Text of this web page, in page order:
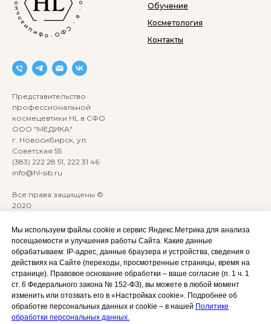
Мы используем файлы cookie и сервис Яндекс.Метрика для анализа
посещаемости и улучшения работы Сайта. Какие данные
обрабатываем: IP‑адрес, данные браузера и устройства, сведения о
действиях на Сайте (переходы, просмотренные страницы, время на
странице). Правовое основание обработки – ваше согласие (п. 1 ч. 1
ст. 6 Федерального закона № 152‑ФЗ), вы можете в любой момент
изменить или отозвать его в «Настройках cookie». Подробнее об
обработке персональных данных и cookie – в нашей Политике
обработки персональных данных.
Представительство
профессиональной
космецевтики HL в СФО
ООО "МЕДИКА"
г. Новосибирск, ул.
Советская 55
(383) 222 28 51, 222 31 46
info@hl-sib.ru
Все права защищены ©
2020
ANKRYONK
Обучение
Косметология
Контакты
Акции и скидки
Оплата, доставка и возврат
Сотрудничество
Личный кабинет (Обучение)
Политика
конфиденциальности
Согласие на обработку
персональных данных